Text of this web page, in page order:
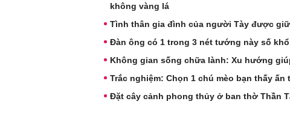
không vàng lá
Tình thân gia đình của người Tày được
Đàn ông có 1 trong 3 nét tướng này số
Không gian sống chữa lành: Xu hướng
Trắc nghiệm: Chọn 1 chú mèo bạn thấy
Đặt cây cảnh phong thủy ở ban thờ Thần